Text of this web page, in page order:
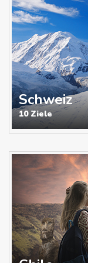
Schweiz
10 Ziele